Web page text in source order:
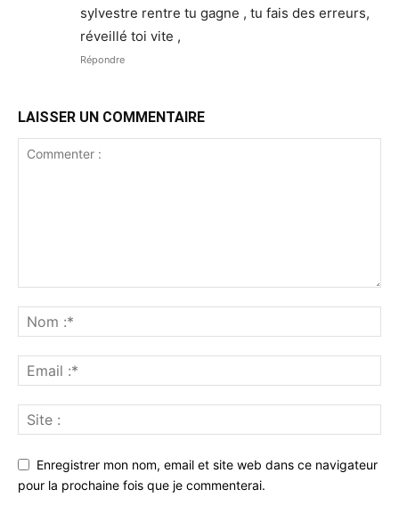
sylvestre rentre tu gagne , tu fais des erreurs,
réveillé toi vite ,
Répondre
LAISSER UN COMMENTAIRE
Enregistrer mon nom, email et site web dans ce navigateur
pour la prochaine fois que je commenterai.